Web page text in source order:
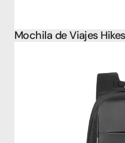
Mochila de Viajes